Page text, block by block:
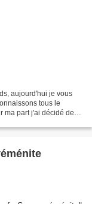
aujourd'hui je vous
tous le
ma part j'ai décidé de